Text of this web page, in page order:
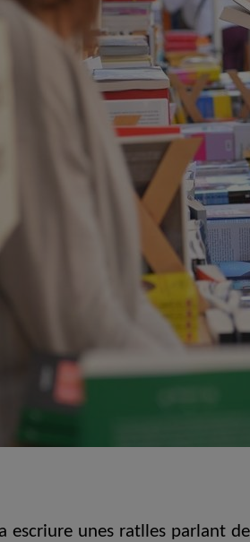
escriure unes ratlles parlant